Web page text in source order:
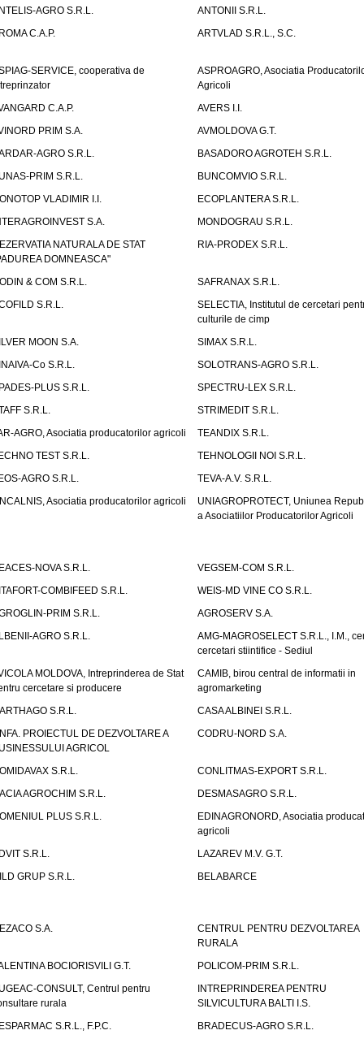
AGRO S.R.L.
ANTONII S.R.L.
C.A.P.
ARTVLAD S.R.L., S.C.
SERVICE, cooperativa de
ASPROAGRO, Asociatia
Agricoli
C.A.P.
AVERS I.I.
PRIM S.A.
AVMOLDOVA G.T.
AGRO S.R.L.
BASADORO AGROTEH S.R.L.
PRIM S.R.L.
BUNCOMVIO S.R.L.
VLADIMIR I.I.
ECOPLANTERA S.R.L.
S.A.
MONDOGRAU S.R.L.
NATURALA DE STAT
DOMNEASCA"
RIA-PRODEX S.R.L.
& COM S.R.L.
SAFRANAX S.R.L.
S.R.L.
SELECTIA, Institutul de cercetari
culturile de cimp
MOON S.A.
SIMAX S.R.L.
Co S.R.L.
SOLOTRANS-AGRO S.R.L.
PLUS S.R.L.
SPECTRU-LEX S.R.L.
S.R.L.
STRIMEDIT S.R.L.
AGRO, Asociatia producatorilor agricoli
TEANDIX S.R.L.
TEST S.R.L.
TEHNOLOGII NOI S.R.L.
AGRO S.R.L.
TEVA-A.V. S.R.L.
Asociatia producatorilor agricoli
UNIAGROPROTECT, Uniunea
a Asociatiilor Producatorilor Agricoli
NOVA S.R.L.
VEGSEM-COM S.R.L.
COMBIFEED S.R.L.
WEIS-MD VINE CO S.R.L.
PRIM S.R.L.
AGROSERV S.A.
AGRO S.R.L.
AMG-MAGROSELECT S.R.L., I.M.,
cercetari stiintifice - Sediul
MOLDOVA, Intreprinderea de Stat
cercetare si producere
CAMIB, birou central de informatii in
agromarketing
S.R.L.
CASA ALBINEI S.R.L.
PROIECTUL DE DEZVOLTARE A
AGRICOL
CODRU-NORD S.A.
S.R.L.
CONLITMAS-EXPORT S.R.L.
AGROCHIM S.R.L.
DESMASAGRO S.R.L.
PLUS S.R.L.
EDINAGRONORD, Asociatia
agricoli
S.R.L.
LAZAREV M.V. G.T.
GRUP S.R.L.
BELABARCE
S.A.
CENTRUL PENTRU DEZVOLTAREA
RURALA
BOCIORISVILI G.T.
POLICOM-PRIM S.R.L.
CONSULT, Centrul pentru
rurala
INTREPRINDEREA PENTRU
SILVICULTURA BALTI I.S.
S.R.L., F.P.C.
BRADECUS-AGRO S.R.L.